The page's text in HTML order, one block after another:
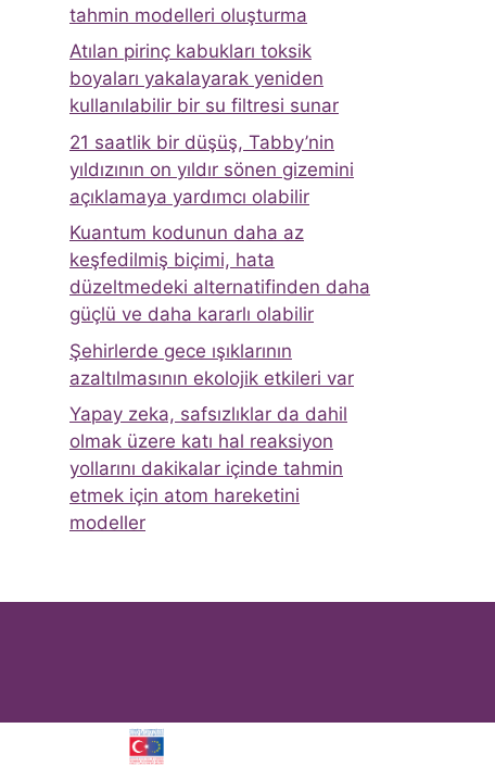
tahmin modelleri oluşturma
Atılan pirinç kabukları toksik
boyaları yakalayarak yeniden
kullanılabilir bir su filtresi sunar
21 saatlik bir düşüş, Tabby’nin
yıldızının on yıldır sönen gizemini
açıklamaya yardımcı olabilir
Kuantum kodunun daha az
keşfedilmiş biçimi, hata
düzeltmedeki alternatifinden daha
güçlü ve daha kararlı olabilir
Şehirlerde gece ışıklarının
azaltılmasının ekolojik etkileri var
Yapay zeka, safsızlıklar da dahil
olmak üzere katı hal reaksiyon
yollarını dakikalar içinde tahmin
etmek için atom hareketini
modeller